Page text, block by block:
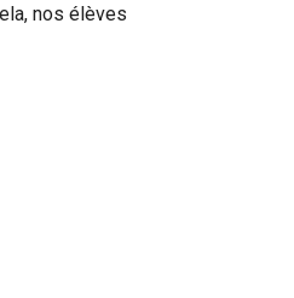
nos élèves